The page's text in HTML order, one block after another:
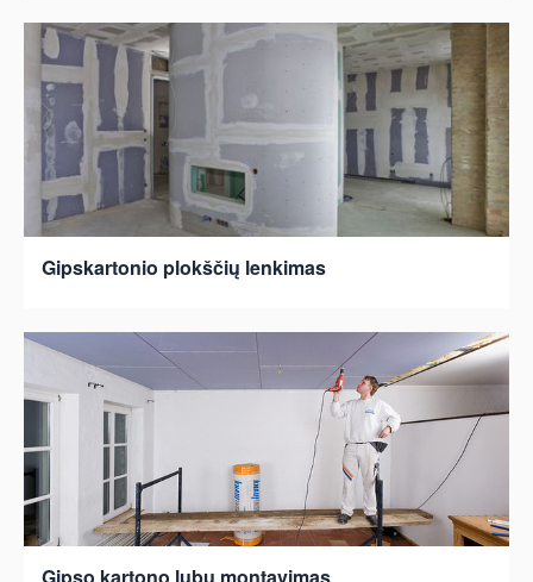
Gipskartonio plokščių lenkimas